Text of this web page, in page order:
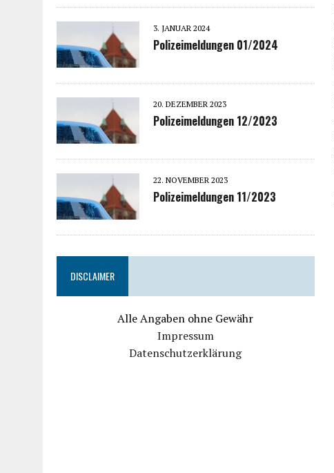
3. JANUAR 2024
Polizeimeldungen 01/2024
20. DEZEMBER 2023
Polizeimeldungen 12/2023
22. NOVEMBER 2023
Polizeimeldungen 11/2023
DISCLAIMER
Alle Angaben ohne Gewähr
Impressum
Datenschutzerklärung